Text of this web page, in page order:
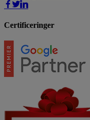
Certificeringer